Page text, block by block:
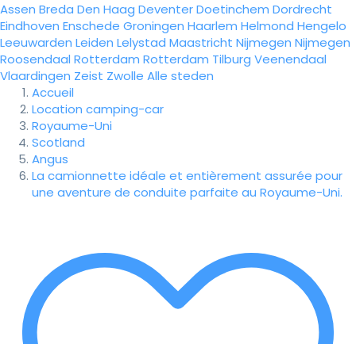
Assen Breda Den Haag DeventerDoetinchem Dordrecht
Eindhoven Enschede Groningen Haarlem Helmond Hengelo
Leeuwarden Leiden Lelystad Maastricht Nijmegen Nijmegen
Roosendaal Rotterdam Rotterdam Tilburg Veenendaal
Vlaardingen Zeist Zwolle Alle steden
Accueil
Location camping-car
Royaume-Uni
Scotland
Angus
La camionnette idéale et entièrement assurée pour
une aventure de conduite parfaite au Royaume-Uni.